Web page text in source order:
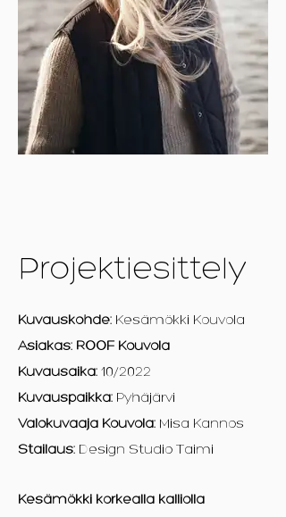
Projektiesittely
Kuvauskohde: Kesämökki Kouvola
Asiakas: ROOF Kouvola
Kuvausaika: 10/2022
Kuvauspaikka: Pyhäjärvi
Valokuvaaja Kouvola: Misa Kannos
Stailaus: Design Studio Taimi
Kesämökki korkealla kalliolla